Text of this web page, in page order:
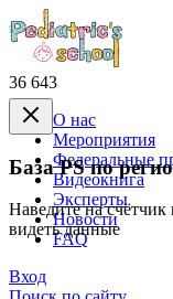
36 643
База PS по
Наведите на счётчик
видеть данные
О нас
Mероприятия
Федеральные
Видеокнига
Эксперты
Новости
FAQ
Вход